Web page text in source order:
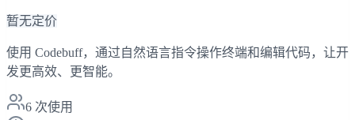
暂无定价
使用 Codebuff，通过自然语言指令操作终端和编辑代码，让开
发更高效、更智能。
6 次使用